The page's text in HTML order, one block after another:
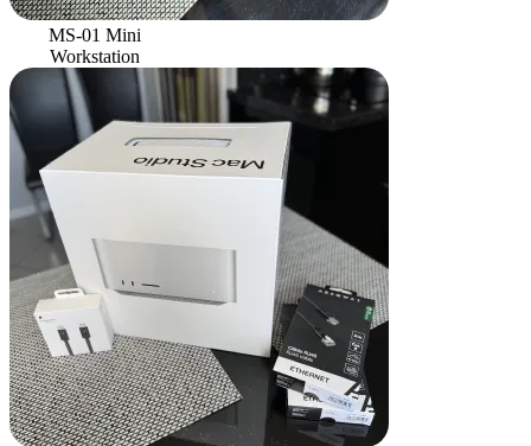
MS-01 Mini
Workstation